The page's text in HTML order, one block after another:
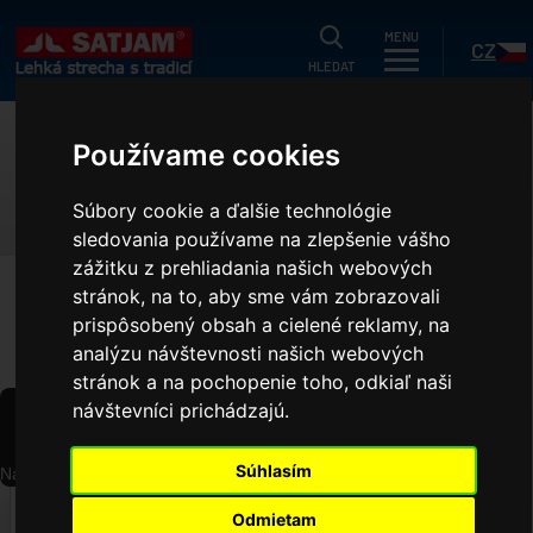
Používame cookies
Súbory cookie a ďalšie technológie
sledovania používame na zlepšenie vášho
zážitku z prehliadania našich webových
stránok, na to, aby sme vám zobrazovali
prispôsobený obsah a cielené reklamy, na
analýzu návštevnosti našich webových
stránok a na pochopenie toho, odkiaľ naši
návštevníci prichádzajú.
Súhlasím
Odmietam
HLEDAT
MENU
CZ
záruka
ušetřit?
nabídka
KATALOGY, CENÍKY
KATALOGY, CENÍKY
Načítání PDF...